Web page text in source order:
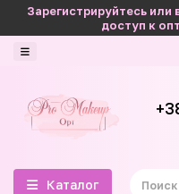
Зарегистрируйтесь
доступ к
Каталог